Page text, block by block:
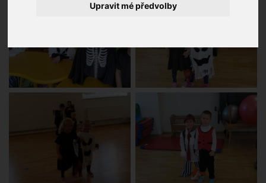
Upravit mé předvolby